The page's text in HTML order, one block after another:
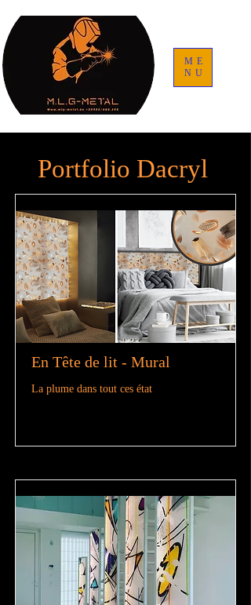
ME
NU
Portfolio Dacryl
En Tête de lit - Mural
La plume dans tout ces état